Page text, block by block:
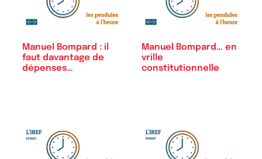
Manuel Bompard : il
faut davantage de
dépenses…
Manuel Bompard… en
vrille
constitutionnelle